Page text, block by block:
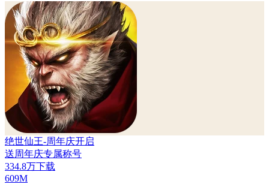
绝世仙王-周年庆开启
送周年庆专属称号
334.8万下载
609M